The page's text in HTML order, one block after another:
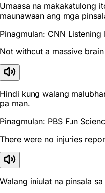
Umaasa na makakatulong
maunawaan ang mga
Pinagmulan: CNN
Not without a massive
Hindi kung walang
pa man.
Pinagmulan: PBS Fun
There were no injuries
Walang iniulat na pinsala